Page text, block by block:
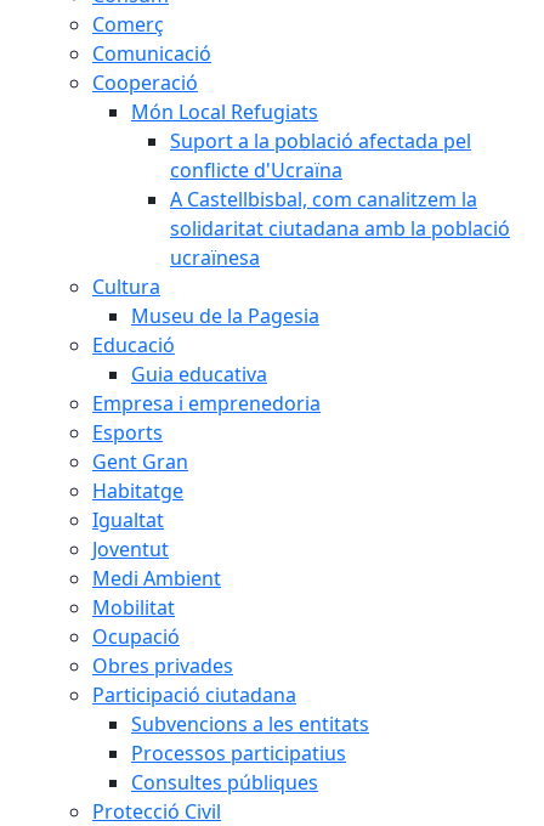
Comerç
Comunicació
Cooperació
Món Local Refugiats
Suport a la població afectada pel
conflicte d'Ucraïna
A Castellbisbal, com canalitzem la
solidaritat ciutadana amb la població
ucraïnesa
Cultura
Museu de la Pagesia
Educació
Guia educativa
Empresa i emprenedoria
Esports
Gent Gran
Habitatge
Igualtat
Joventut
Medi Ambient
Mobilitat
Ocupació
Obres privades
Participació ciutadana
Subvencions a les entitats
Processos participatius
Consultes públiques
Protecció Civil